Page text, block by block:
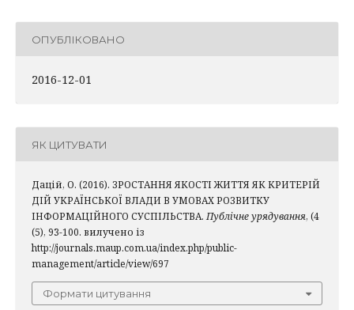
ОПУБЛІКОВАНО
2016-12-01
ЯК ЦИТУВАТИ
Дацій, О. (2016). ЗРОСТАННЯ ЯКОСТІ ЖИТТЯ ЯК КРИТЕРІЙ
ДІЙ УКРАЇНСЬКОЇ ВЛАДИ В УМОВАХ РОЗВИТКУ
ІНФОРМАЦІЙНОГО СУСПІЛЬСТВА. Публічне урядування, (4
(5), 93-100. вилучено із
http://journals.maup.com.ua/index.php/public-
management/article/view/697
Формати цитування